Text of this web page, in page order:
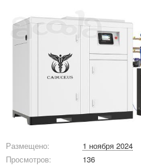
Размещено:
1 ноября 2024
Просмотров:
136